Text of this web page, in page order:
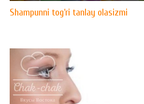
Shampunni tog‘ri tanlay olasizmi